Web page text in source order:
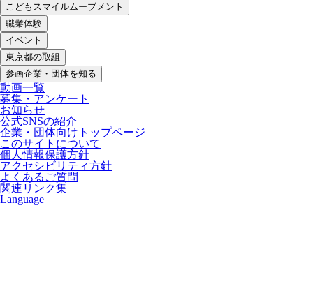
こどもスマイルムーブメント
職業体験
イベント
東京都の取組
参画企業・団体を知る
動画一覧
募集・アンケート
お知らせ
公式SNSの紹介
企業・団体向けトップページ
このサイトについて
個人情報保護方針
アクセシビリティ方針
よくあるご質問
関連リンク集
Language